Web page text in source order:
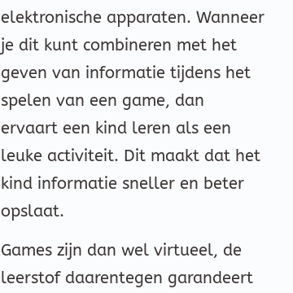
elektronische apparaten. Wanneer
je dit kunt combineren met het
geven van informatie tijdens het
spelen van een game, dan
ervaart een kind leren als een
leuke activiteit. Dit maakt dat het
kind informatie sneller en beter
opslaat.
Games zijn dan wel virtueel, de
leerstof daarentegen garandeert